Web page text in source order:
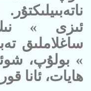
ئىزى »
ساغلاملىق
» بولۇپ،
ھايات، ئانا